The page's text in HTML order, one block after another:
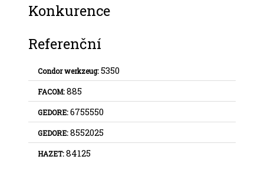
Konkurence
Referenční
Condor werkzeug: 5350
FACOM: 885
GEDORE: 6755550
GEDORE: 8552025
HAZET: 84125